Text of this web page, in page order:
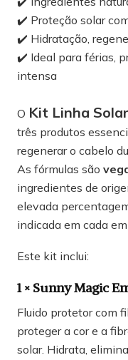
✔️ Proteção solar
✔️ Hidratação,
✔️ Ideal para férias,
intensa
O Kit Linha
três produtos
regenerar o cabelo
As fórmulas são
ingredientes de
elevada
indicada em cada
Este kit inclui:
1 × Sunny Magic
Fluido protetor com
proteger a cor e a
solar. Hidrata,